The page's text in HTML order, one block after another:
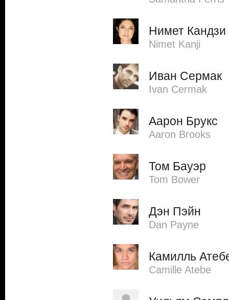
Нимет Кандзи
Nimet Kanji
Иван Сермак
Ivan Cermak
Аарон Брукс
Aaron Brooks
Том Бауэр
Tom Bower
Дэн Пэйн
Dan Payne
Камилль
Camille Atebe